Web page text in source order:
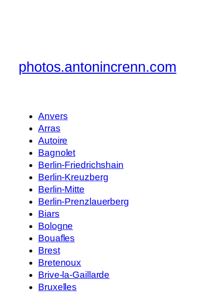
photos.antonincrenn.com
Anvers
Arras
Autoire
Bagnolet
Berlin-Friedrichshain
Berlin-Kreuzberg
Berlin-Mitte
Berlin-Prenzlauerberg
Biars
Bologne
Bouafles
Brest
Bretenoux
Brive-la-Gaillarde
Bruxelles